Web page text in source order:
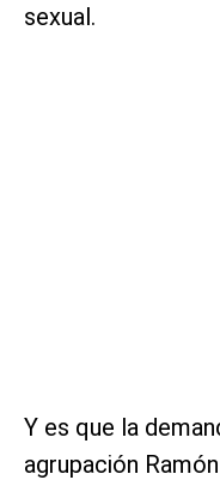
sexual.
Y es que la
agrupación